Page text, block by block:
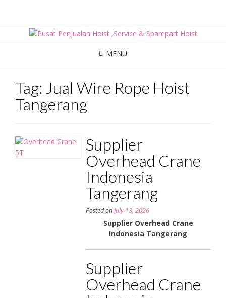
MENU
Tag: Jual Wire Rope Hoist
Tangerang
Supplier
Overhead Crane
Indonesia
Tangerang
Posted onJuly 13, 2026
Supplier Overhead Crane
Indonesia Tangerang
Supplier
Overhead Crane